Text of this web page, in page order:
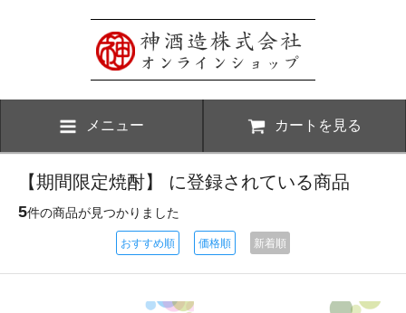
メニュー カートを見る
【期間限定焼酎】 に登録されている商品
5件の商品が見つかりました
おすすめ順 価格順 新着順